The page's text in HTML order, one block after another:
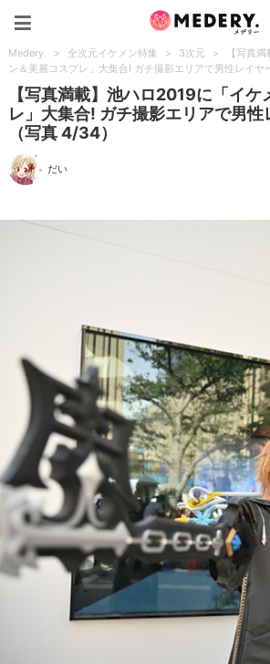
Medery. > 全次元イケメン特集 > 3次元 >
【写真
ン＆美麗コスプレ」大集合! ガチ撮影エリアで男性レイヤ
【写真満載】池ハロ2019に「イ
レ」大集合! ガチ撮影エリアで男性
（写真 4/34）
だい